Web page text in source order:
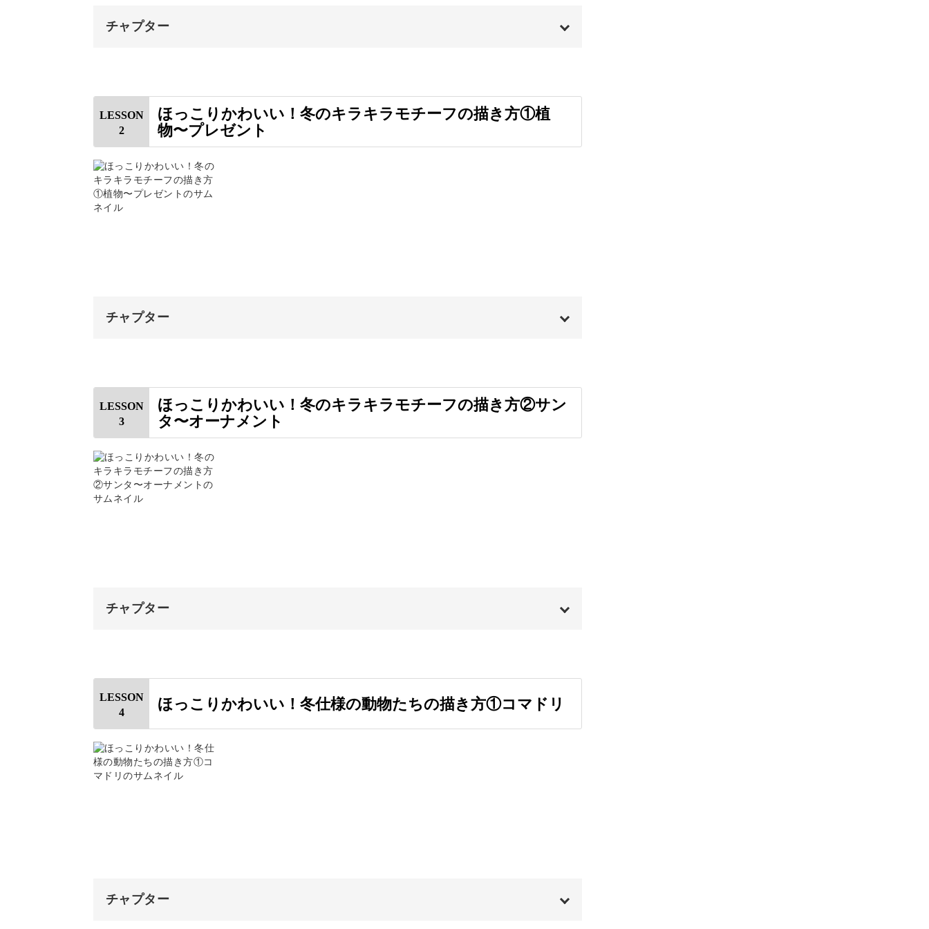
そんなかわいい動物たちを、さらに素敵なオーナメント風に囲むアイデアもお教えしま
す♪
クリスマスカードや壁紙の贈り物に
デジタルながら手描きのぬくもりもある作品は、大切な人に贈ると喜ばれること間違い
なしです♪
チャプター
はじめに 00:20
使用道具
新規キャンバスを作成する
ブラシを設定する
LESSON
2
ほっこりかわいい！冬のキラキラモチーフの描き方①植
物〜プレゼント
チャプター
はじめに 00:20
使用道具
今回使う色を準備する
植物を描く
LESSON
3
ほっこりかわいい！冬のキラキラモチーフの描き方②サン
タ〜オーナメント
チャプター
はじめに 00:20
サンタを描く 00:42
ハートのオーナメントを描く
きらきらのオーナメントを描く
LESSON
4
ほっこりかわいい！冬仕様の動物たちの描き方①コマドリ
チャプター